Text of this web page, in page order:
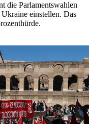
die Parlamentswahlen
einstellen. Das